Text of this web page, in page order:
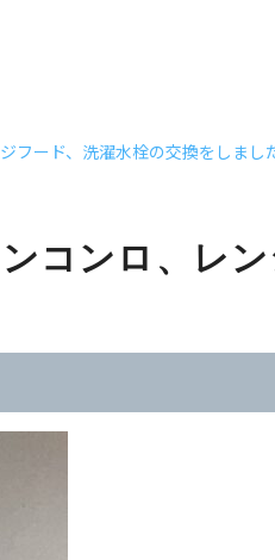
ード、洗濯水栓の交換をしまし
ンロ、レン